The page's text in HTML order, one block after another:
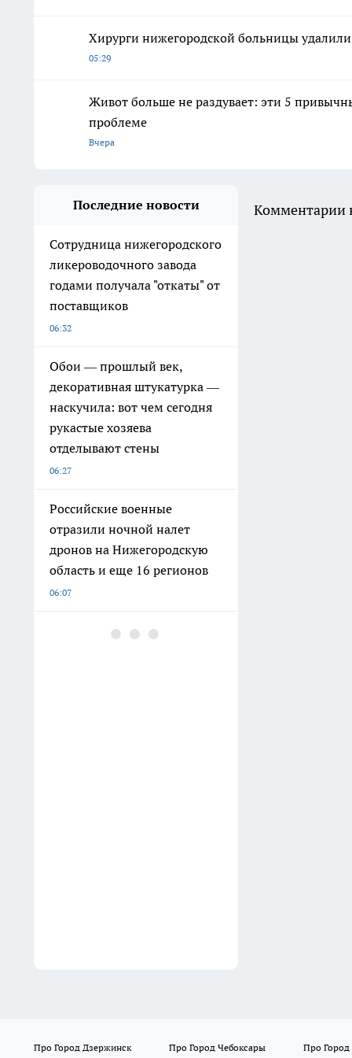
Хирурги нижегородской больницы
05:29
Живот больше не раздувает: эти 5
проблеме
Вчера
Последние новости
Сотрудница нижегородского
ликероводочного завода
годами получала "откаты" от
поставщиков
06:32
Обои — прошлый век,
декоративная штукатурка —
наскучила: вот чем сегодня
рукастые хозяева
отделывают стены
06:27
Российские военные
отразили ночной налет
дронов на Нижегородскую
область и еще 16 регионов
06:07
Один день в Арзамасе:
Комментарии
Про Город Дзержинск Про Город Чебоксары Про Город